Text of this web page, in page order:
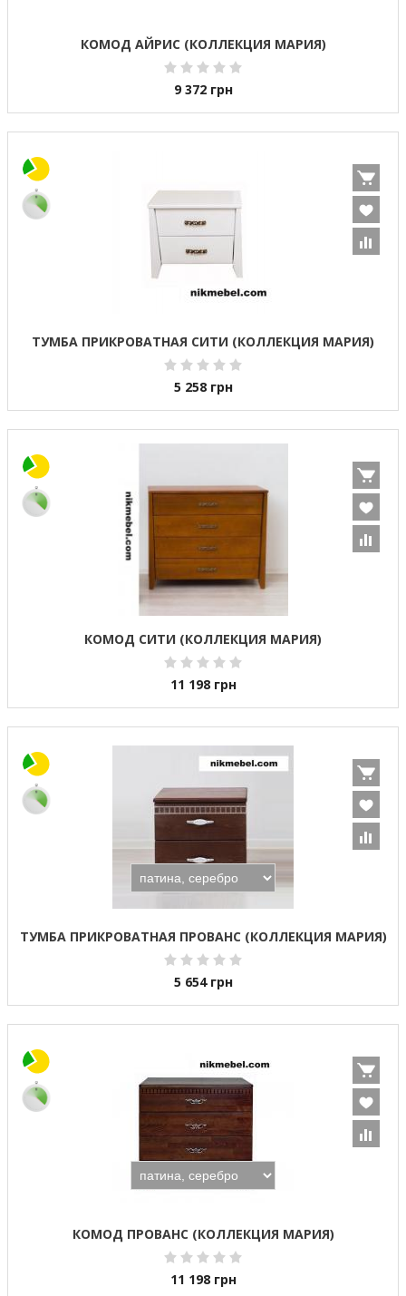
КОМОД АЙРИС (КОЛЛЕКЦИЯ МАРИЯ)
9 372 грн
ТУМБА ПРИКРОВАТНАЯ СИТИ (КОЛЛЕКЦИЯ МАРИЯ)
5 258 грн
КОМОД СИТИ (КОЛЛЕКЦИЯ МАРИЯ)
11 198 грн
ТУМБА ПРИКРОВАТНАЯ ПРОВАНС (КОЛЛЕКЦИЯ МАРИЯ)
5 654 грн
КОМОД ПРОВАНС (КОЛЛЕКЦИЯ МАРИЯ)
11 198 грн